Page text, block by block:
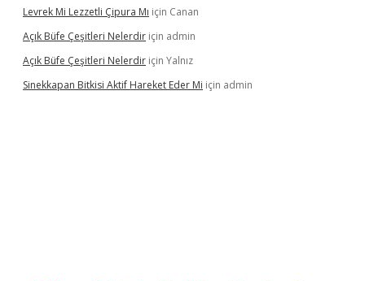
Levrek Mi Lezzetli Çipura Mı için Canan
Açık Büfe Çeşitleri Nelerdir için admin
Açık Büfe Çeşitleri Nelerdir için Yalnız
Sinekkapan Bitkisi Aktif Hareket Eder Mi için admin